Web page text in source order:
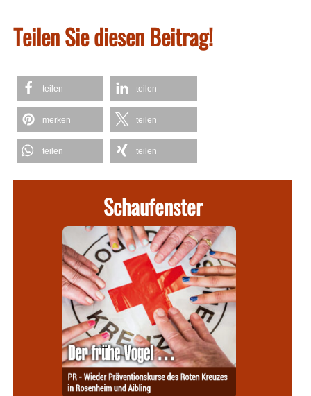
Teilen Sie diesen Beitrag!
teilen teilen
merken teilen
teilen teilen
Schaufenster